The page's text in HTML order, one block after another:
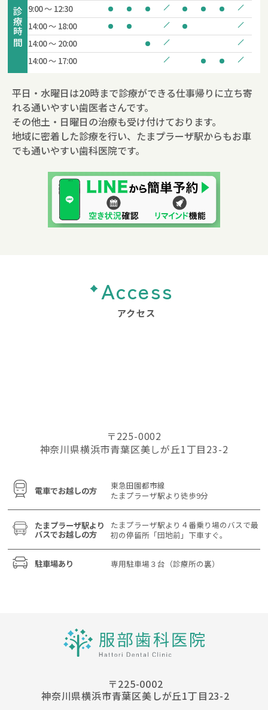
診療時間 9:00 ～ 12:30
14:00 ～ 18:00
14:00 ～ 20:00
14:00 ～ 17:00
平日・水曜日は20時まで診療ができる仕事帰りに立ち寄
れる通いやすい歯医者さんです。
その他土・日曜日の治療も受け付けております。
地域に密着した診療を行い、たまプラーザ駅からもお車
でも通いやすい歯科医院です。
Access
アクセス
〒225-0002
神奈川県横浜市青葉区美しが丘1丁目23-2
電車でお越しの方
東急田園都市線
たまプラーザ駅より徒歩9分
たまプラーザ駅より
バスでお越しの方
たまプラーザ駅より ４番乗り場のバスで最
初の停留所 「団地前」下車すぐ。
駐車場あり 専用駐車場３台 （診療所の裏）
〒225-0002
神奈川県横浜市青葉区美しが丘1丁目23-2